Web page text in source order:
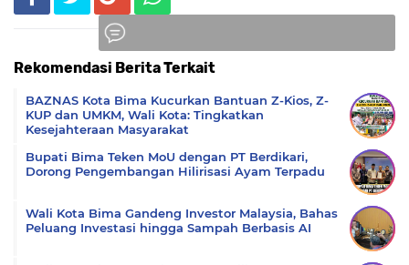
Rekomendasi Berita Terkait
BAZNAS Kota Bima Kucurkan Bantuan Z-Kios, Z-
KUP dan UMKM, Wali Kota: Tingkatkan
Kesejahteraan Masyarakat
Bupati Bima Teken MoU dengan PT Berdikari,
Dorong Pengembangan Hilirisasi Ayam Terpadu
Wali Kota Bima Gandeng Investor Malaysia, Bahas
Peluang Investasi hingga Sampah Berbasis AI